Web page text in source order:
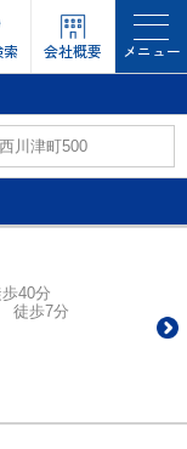
会社概要 メニュー
川津町500
40分
徒歩7分